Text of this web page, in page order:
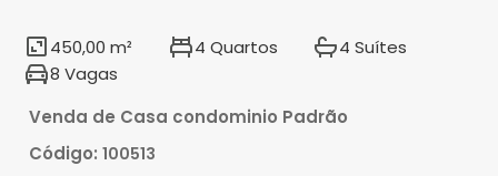
450,00 m² 4 Quartos
4 Suítes
8 Vagas
Venda de Casa condominio Padrão
Código: 100513